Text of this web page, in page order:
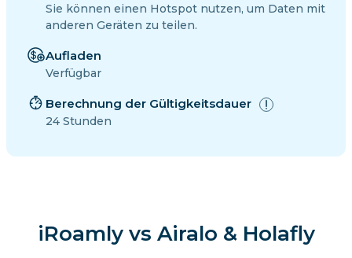
Sie können einen Hotspot nutzen, um Daten mit
anderen Geräten zu teilen.
Aufladen
Verfügbar
Berechnung der Gültigkeitsdauer
24 Stunden
iRoamly vs Airalo & Holafly